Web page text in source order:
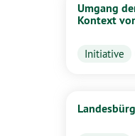
Umgang
Kontext
Initiative